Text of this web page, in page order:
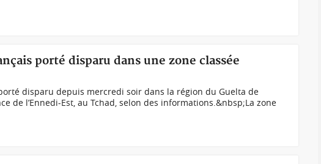
porté disparu dans une zone classée
disparu depuis mercredi soir dans la région du Guelta de
de l’Ennedi-Est, au Tchad, selon des informations.&nbsp;La zone